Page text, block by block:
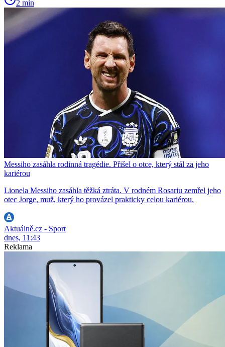
2 min
Messiho zasáhla rodinná tragédie. Přišel o otce, který stál za jeho
kariérou
Lionela Messiho zasáhla těžká ztráta. V rodném Rosariu zemřel jeho
otec Jorge, muž, který ho provázel prakticky celou kariérou.
Aktuálně.cz - Sport
dnes, 11:43
Reklama